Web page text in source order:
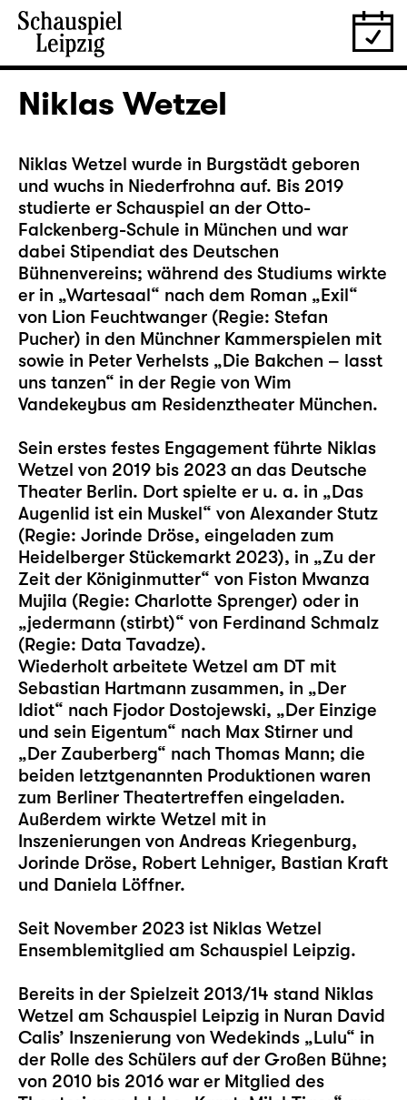
Niklas Wetzel
Niklas Wetzel wurde in Burgstädt geboren
und wuchs in Niederfrohna auf. Bis 2019
studierte er Schauspiel an der Otto-
Falckenberg-Schule in München und war
dabei Stipendiat des Deutschen
Bühnenvereins; während des Studiums wirkte
er in „Wartesaal“ nach dem Roman „Exil“
von Lion Feuchtwanger (Regie: Stefan
Pucher) in den Münchner Kammerspielen mit
sowie in Peter Verhelsts „Die Bakchen – lasst
uns tanzen“ in der Regie von Wim
Vandekeybus am Residenztheater München.
Sein erstes festes Engagement führte Niklas
Wetzel von 2019 bis 2023 an das Deutsche
Theater Berlin. Dort spielte er u. a. in „Das
Augenlid ist ein Muskel“ von Alexander Stutz
(Regie: Jorinde Dröse, eingeladen zum
Heidelberger Stückemarkt 2023), in „Zu der
Zeit der Königinmutter“ von Fiston Mwanza
Mujila (Regie: Charlotte Sprenger) oder in
„jedermann (stirbt)“ von Ferdinand Schmalz
(Regie: Data Tavadze).
Wiederholt arbeitete Wetzel am DT mit
Sebastian Hartmann zusammen, in „Der
Idiot“ nach Fjodor Dostojewski, „Der Einzige
und sein Eigentum“ nach Max Stirner und
„Der Zauberberg“ nach Thomas Mann; die
beiden letztgenannten Produktionen waren
zum Berliner Theatertreffen eingeladen.
Außerdem wirkte Wetzel mit in
Inszenierungen von Andreas Kriegenburg,
Jorinde Dröse, Robert Lehniger, Bastian Kraft
und Daniela Löffner.
Seit November 2023 ist Niklas Wetzel
Ensemblemitglied am Schauspiel Leipzig.
Bereits in der Spielzeit 2013/14 stand Niklas
Wetzel am Schauspiel Leipzig in Nuran David
Calis’ Inszenierung von Wedekinds „Lulu“ in
der Rolle des Schülers auf der Großen Bühne;
von 2010 bis 2016 war er Mitglied des